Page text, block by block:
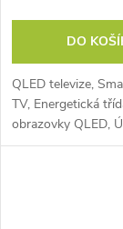
DO
QLED televize,
TV, Energetická
obrazovky QLED,
189 cm, Rozlišení